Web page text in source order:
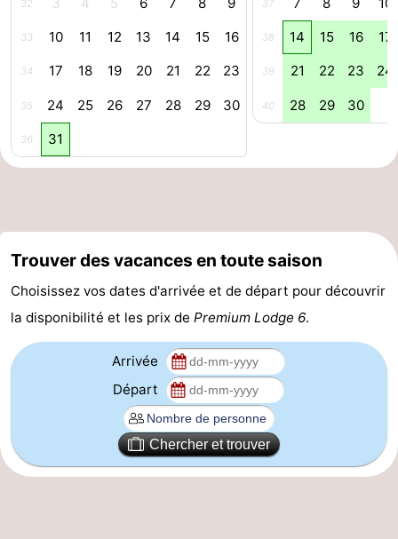
Bruges
Gand
Ypres
La
côte
-
Het
Zwin
Knokke-
Heist
-
Zeebrugge
-
Blankenberge
-
Wenduine
Ostende
-
32 3 4 5 6 7 8 9
33 10 11 12 13 14 15 16
34 17 18 19 20 21 22 23
35 24 25 26 27 28 29 30
36 31
37 7 8 9 10
38 14 15 16 17
39 21 22 23 24
40 28 29 30
Trouver des vacances en toute saison
Choisissez vos dates d'arrivée et de départ pour découvrir
la disponibilité et les prix de Premium Lodge 6.
Arrivée
Départ
Chercher et trouver